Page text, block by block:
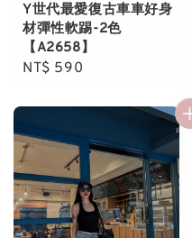
Y世代最愛復古車車好身
材彈性軟踢-2色
【A2658】
Regular
NT$ 590